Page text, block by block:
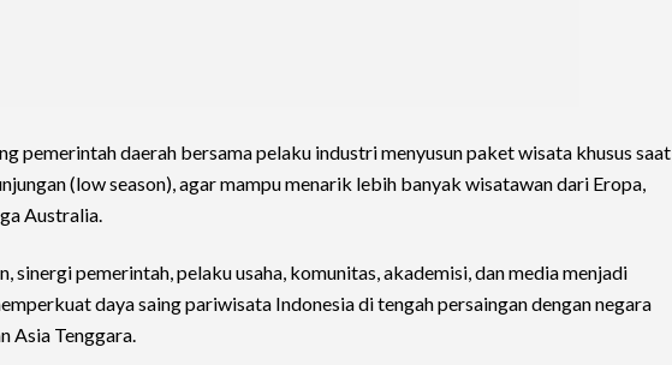
pemerintah daerah bersama pelaku industri menyusun paket wisata khusus saat
(low season), agar mampu menarik lebih banyak wisatawan dari Eropa,
Australia.
sinergi pemerintah, pelaku usaha, komunitas, akademisi, dan media menjadi
daya saing pariwisata Indonesia di tengah persaingan dengan negara
Asia Tenggara.